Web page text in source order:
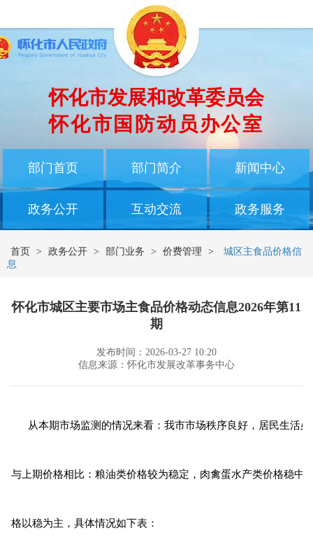
怀化市发展和改革委员会
怀化市国防动员办公室
部门首页 部门简介 新闻中心
政务公开 互动交流 政务服务
首页 > 政务公开 > 部门业务 > 价费管理 >
城区主食品价格信
息
怀化市城区主要市场主食品价格动态信息2026年第11
期
发布时间：2026-03-27 10:20
信息来源：怀化市发展改革事务中心
从本期市场监测的情况来看：我市市场秩序良好，居民生活
与上期价格相比：粮油类价格较为稳定，肉禽蛋水产类价格稳中
格以稳为主，具体情况如下表：